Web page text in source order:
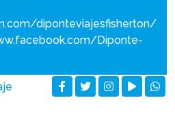
diponteviajesfisherton/
Diponte-